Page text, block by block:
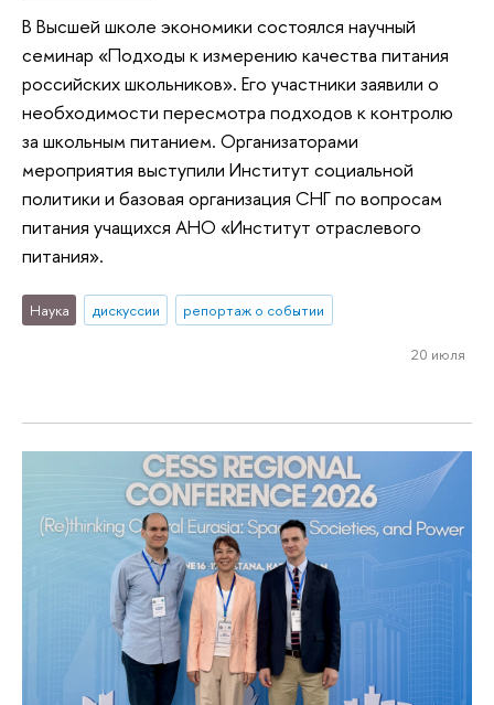
В Высшей школе экономики состоялся научный
семинар «Подходы к измерению качества питания
российских школьников». Его участники заявили о
необходимости пересмотра подходов к контролю
за школьным питанием. Организаторами
мероприятия выступили Институт социальной
политики и базовая организация СНГ по вопросам
питания учащихся АНО «Институт отраслевого
питания».
Наука дискуссии репортаж о событии
20 июля